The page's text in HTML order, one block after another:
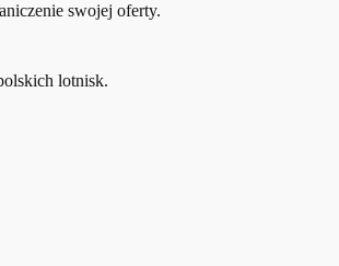
swojej oferty.
lotnisk.